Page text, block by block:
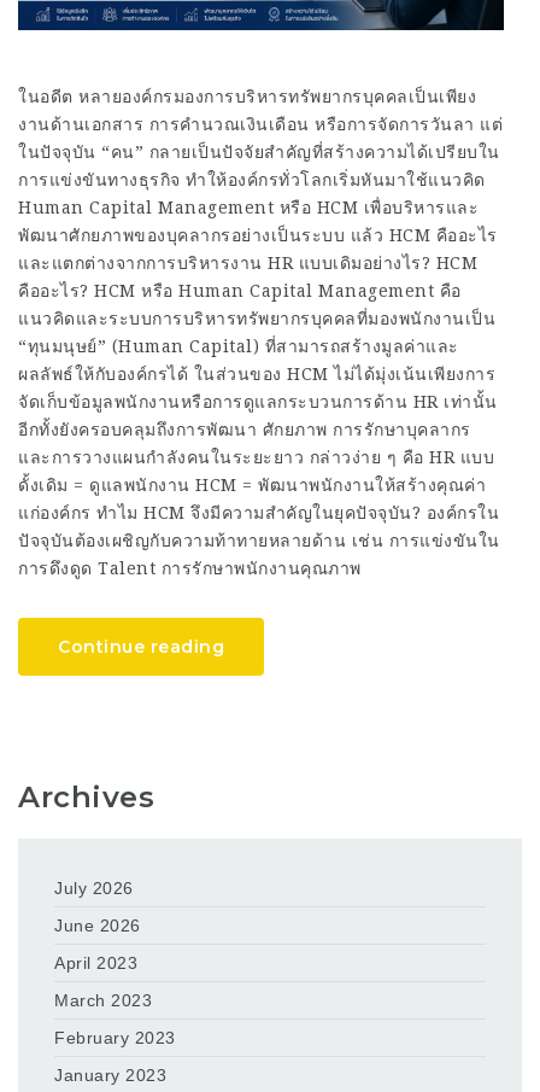
ในอดีต หลายองค์กรมองการบริหารทรัพยากรบุคคลเป็นเพียง
งานด้านเอกสาร การคำนวณเงินเดือน หรือการจัดการวันลา แต่
ในปัจจุบัน “คน” กลายเป็นปัจจัยสำคัญที่สร้างความได้เปรียบใน
การแข่งขันทางธุรกิจ ทำให้องค์กรทั่วโลกเริ่มหันมาใช้แนวคิด
Human Capital Management หรือ HCM เพื่อบริหารและ
พัฒนาศักยภาพของบุคลากรอย่างเป็นระบบ แล้ว HCM คืออะไร
และแตกต่างจากการบริหารงาน HR แบบเดิมอย่างไร? HCM
คืออะไร? HCM หรือ Human Capital Management คือ
แนวคิดและระบบการบริหารทรัพยากรบุคคลที่มองพนักงานเป็น
“ทุนมนุษย์” (Human Capital) ที่สามารถสร้างมูลค่าและ
ผลลัพธ์ให้กับองค์กรได้ ในส่วนของ HCM ไม่ได้มุ่งเน้นเพียงการ
จัดเก็บข้อมูลพนักงานหรือการดูแลกระบวนการด้าน HR เท่านั้น
อีกทั้งยังครอบคลุมถึงการพัฒนา ศักยภาพ การรักษาบุคลากร
และการวางแผนกำลังคนในระยะยาว กล่าวง่าย ๆ คือ HR แบบ
ดั้งเดิม = ดูแลพนักงาน HCM = พัฒนาพนักงานให้สร้างคุณค่า
แก่องค์กร ทำไม HCM จึงมีความสำคัญในยุคปัจจุบัน? องค์กรใน
ปัจจุบันต้องเผชิญกับความท้าทายหลายด้าน เช่น การแข่งขันใน
การดึงดูด Talent การรักษาพนักงานคุณภาพ
Continue reading
Archives
July 2026
June 2026
April 2023
March 2023
February 2023
January 2023